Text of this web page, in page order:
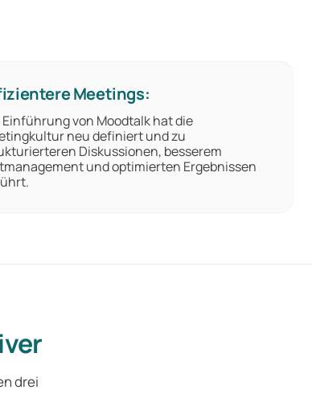
Meetings:
Einführung von Moodtalk hat die
neu definiert und zu
Diskussionen, besserem
und optimierten Ergebnissen
drei